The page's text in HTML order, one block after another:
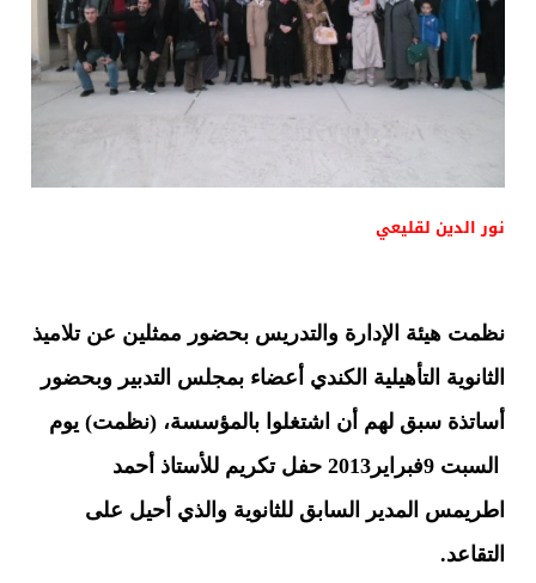
نور الدين لقليعي
نظمت هيئة الإدارة والتدريس بحضور ممثلين عن تلاميذ
الثانوية التأهيلية الكندي أعضاء بمجلس التدبير وبحضور
أساتذة سبق لهم أن اشتغلوا بالمؤسسة، (نظمت) يوم
السبت 9فبراير2013 حفل تكريم للأستاذ أحمد
اطريمس المدير السابق للثانوية والذي أحيل على
التقاعد.